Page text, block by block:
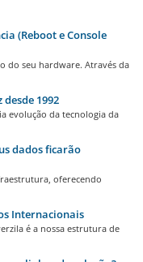
(Reboot e Console
do seu hardware. Através da
1992
evolução da tecnologia da
dados ficarão
oferecendo
Internacionais
é a nossa estrutura de